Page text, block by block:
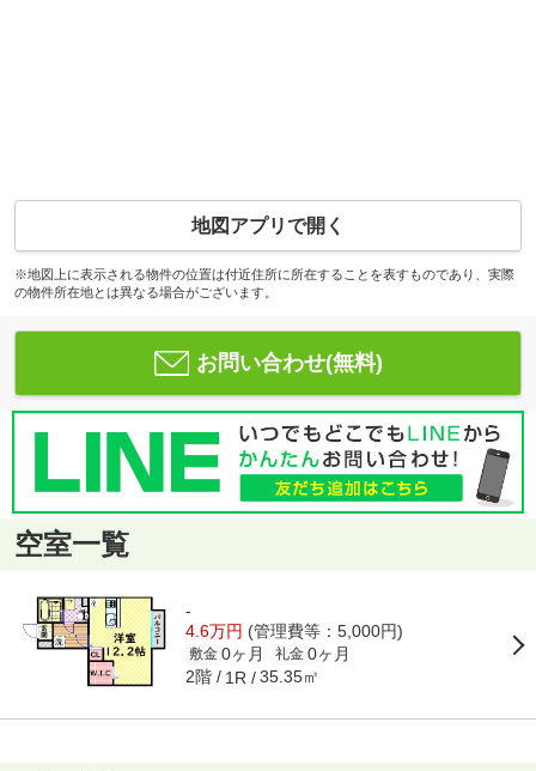
地図アプリで開く
※地図上に表示される物件の位置は付近住所に所在することを表すものであり、実際
の物件所在地とは異なる場合がございます。
お問い合わせ(無料)
空室一覧
-
4.6万円 (管理費等：5,000円)
敷金 0ヶ月 礼金 0ヶ月
2階 1R 35.35㎡